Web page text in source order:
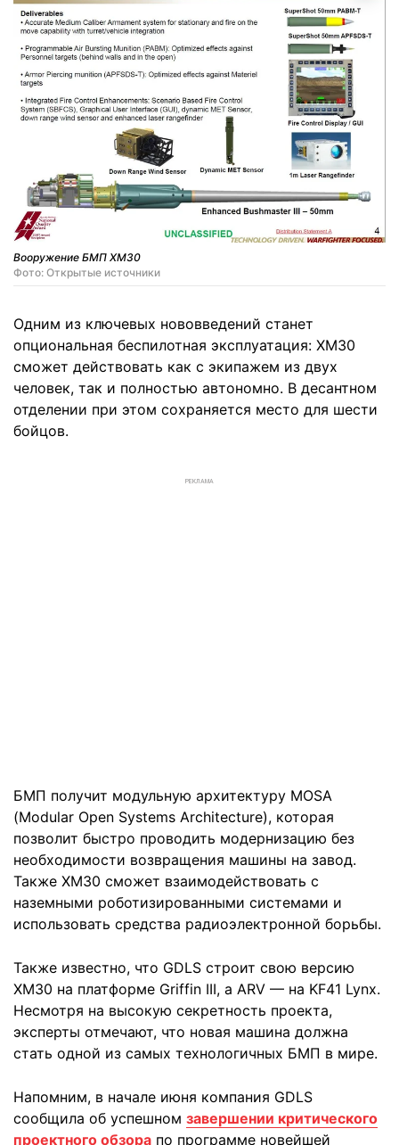
Вооружение БМП XM30
Фото: Открытые источники
Одним из ключевых нововведений станет
опциональная беспилотная эксплуатация: XM30
сможет действовать как с экипажем из двух
человек, так и полностью автономно. В десантном
отделении при этом сохраняется место для шести
бойцов.
РЕКЛАМА
БМП получит модульную архитектуру MOSA
(Modular Open Systems Architecture), которая
позволит быстро проводить модернизацию без
необходимости возвращения машины на завод.
Также XM30 сможет взаимодействовать с
наземными роботизированными системами и
использовать средства радиоэлектронной борьбы.
Также известно, что GDLS строит свою версию
XM30 на платформе Griffin III, а ARV — на KF41 Lynx.
Несмотря на высокую секретность проекта,
эксперты отмечают, что новая машина должна
стать одной из самых технологичных БМП в мире.
Напомним, в начале июня компания GDLS
сообщила об успешном завершении критического
проектного обзора по программе новейшей